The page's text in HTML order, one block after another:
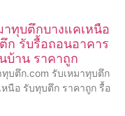
าทุบตึกบางแคเหนือ
ก รับรื้อถอนอาคาร
บ้าน ราคาถูก
ทุบตึก.com รับเหมาทุบตึก
หนือ รับทุบตึก ราคาถูก รื้อ